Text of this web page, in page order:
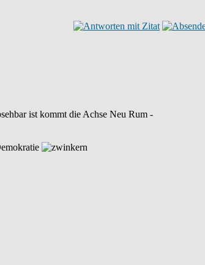
ist kommt die Achse Neu Rum -